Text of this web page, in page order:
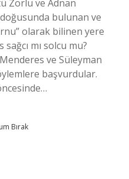
Zorlu ve Adnan
doğusunda bulunan ve
olarak bilinen yere
mı solcu mu?
ve Süleyman
başvurdular.
Bırak